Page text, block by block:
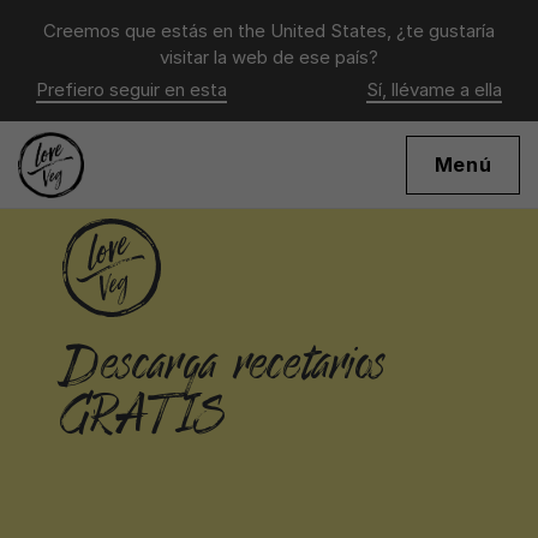
Creemos que estás en the United States, ¿te gustaría
visitar la web de ese país?
Prefiero seguir en esta
Sí, llévame a ella
Menú
Descarga recetarios
GRATIS